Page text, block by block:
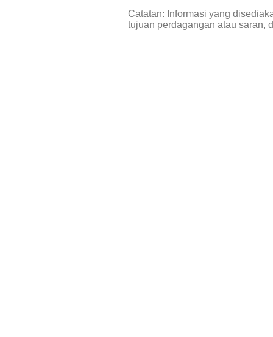
Catatan: Informasi yang
tujuan perdagangan atau saran,